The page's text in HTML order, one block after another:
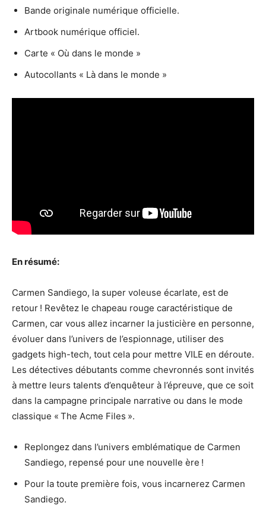
Bande originale numérique officielle.
Artbook numérique officiel.
Carte « Où dans le monde »
Autocollants « Là dans le monde »
En résumé:
Carmen Sandiego, la super voleuse écarlate, est de
retour ! Revêtez le chapeau rouge caractéristique de
Carmen, car vous allez incarner la justicière en personne,
évoluer dans l’univers de l’espionnage, utiliser des
gadgets high-tech, tout cela pour mettre VILE en déroute.
Les détectives débutants comme chevronnés sont invités
à mettre leurs talents d’enquêteur à l’épreuve, que ce soit
dans la campagne principale narrative ou dans le mode
classique « The Acme Files ».
Replongez dans l’univers emblématique de Carmen
Sandiego, repensé pour une nouvelle ère !
Pour la toute première fois, vous incarnerez Carmen
Sandiego.